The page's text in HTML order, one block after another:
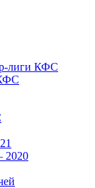
лиги КФС
2020